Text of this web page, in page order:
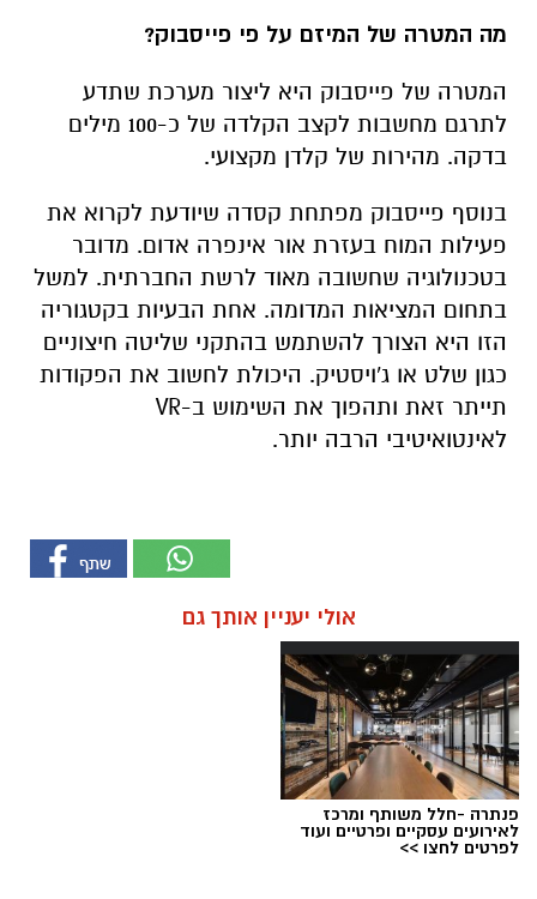
מה המטרה של המיזם על פי פייסבוק?
המטרה של פייסבוק היא ליצור מערכת שתדע
לתרגם מחשבות לקצב הקלדה של כ-100 מילים
בדקה. מהירות של קלדן מקצועי.
בנוסף פייסבוק מפתחת קסדה שיודעת לקרוא את
פעילות המוח בעזרת אור אינפרה אדום. מדובר
בטכנולוגיה שחשובה מאוד לרשת החברתית. למשל
בתחום המציאות המדומה. אחת הבעיות בקטגוריה
הזו היא הצורך להשתמש בהתקני שליטה חיצוניים
כגון שלט או ג'ויסטיק. היכולת לחשוב את הפקודות
תייתר זאת ותהפוך את השימוש ב-VR
לאינטואיטיבי הרבה יותר.
אולי יעניין אותך גם
פנתרה -חלל משותף ומרכז
לאירועים עסקיים ופרטיים ועוד
לפרטים לחצו >>